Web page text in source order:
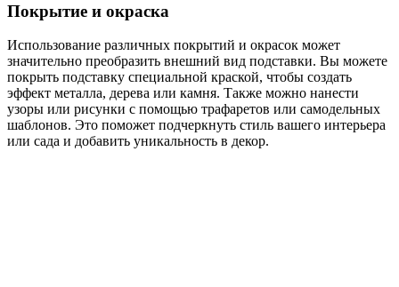
Покрытие и окраска
Использование различных покрытий и окрасок может
значительно преобразить внешний вид подставки. Вы можете
покрыть подставку специальной краской, чтобы создать
эффект металла, дерева или камня. Также можно нанести
узоры или рисунки с помощью трафаретов или самодельных
шаблонов. Это поможет подчеркнуть стиль вашего интерьера
или сада и добавить уникальность в декор.